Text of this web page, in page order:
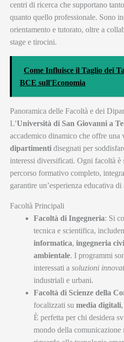
centri di ricerca che supportano
quanto quello professionale. Sono
orientamento e tutorato, oltre a
stage e tirocini.
Come Influisce il Taglio dei
BCE sull'Economia
Panoramica delle Facoltà e dei
L’Università di San Giovanni a
accademico dinamico che offre una
dipartimenti disegnati per
interessi diversificati. Ogni facoltà è
percorso formativo completo,
garantire un’esperienza educativa
Facoltà Principali
Facoltà di Ingegneria: Si
tecnica e scientifica,
informatica, ingegneria
ambientale. I programmi
interessati a soluzioni
industriali e urbani.
Facoltà di Scienze della
focalizzati su media digitali,
È perfetta per chi desidera
mondo della